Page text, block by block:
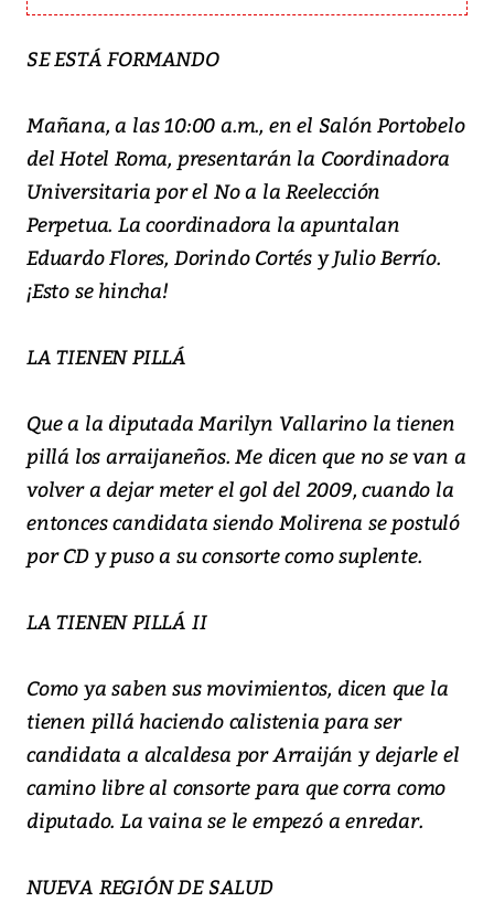
SE ESTÁ FORMANDO
Mañana, a las 10:00 a.m., en el Salón Portobelo
del Hotel Roma, presentarán la Coordinadora
Universitaria por el No a la Reelección
Perpetua. La coordinadora la apuntalan
Eduardo Flores, Dorindo Cortés y Julio Berrío.
¡Esto se hincha!
LA TIENEN PILLÁ
Que a la diputada Marilyn Vallarino la tienen
pillá los arraijaneños. Me dicen que no se van a
volver a dejar meter el gol del 2009, cuando la
entonces candidata siendo Molirena se postuló
por CD y puso a su consorte como suplente.
LA TIENEN PILLÁ II
Como ya saben sus movimientos, dicen que la
tienen pillá haciendo calistenia para ser
candidata a alcaldesa por Arraiján y dejarle el
camino libre al consorte para que corra como
diputado. La vaina se le empezó a enredar.
NUEVA REGIÓN DE SALUD